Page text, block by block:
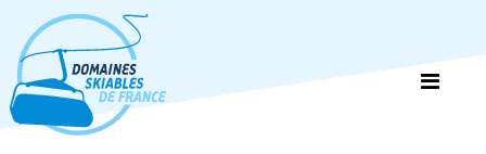
Panneau de gestion des cookies